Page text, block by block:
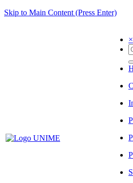
Skip to Main Content (Press Enter)
×